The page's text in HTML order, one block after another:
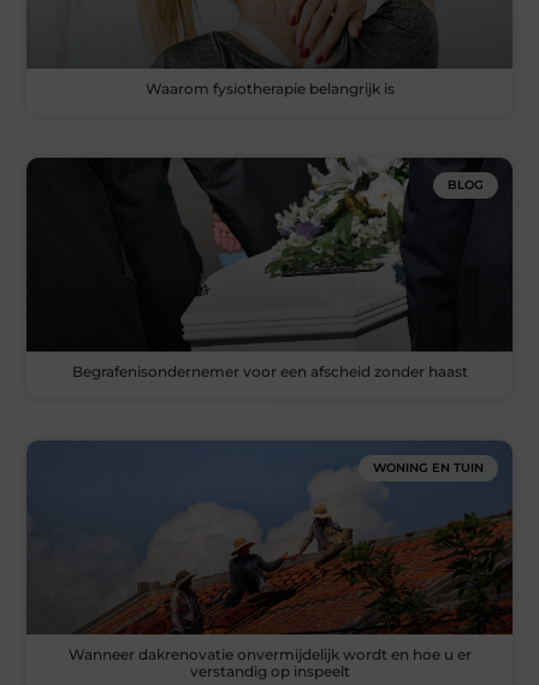
Waarom fysiotherapie belangrijk is
BLOG
Begrafenisondernemer voor een afscheid zonder haast
WONING EN TUIN
Wanneer dakrenovatie onvermijdelijk wordt en hoe u er
verstandig op inspeelt